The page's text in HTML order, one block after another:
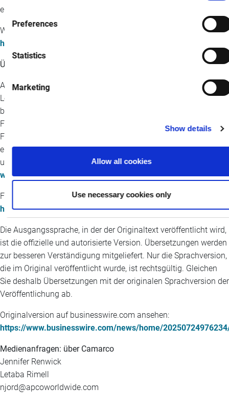
Preferences
Statistics
Marketing
Show details
Allow all cookies
Use necessary cookies only
euroAtlantic Airways mehrheitlich im Besitz von Njord Partners.
Weitere Informationen finden Sie unter:
https://www.euroatlantic.pt/en/quem-somos/
Über AELF
Aircraft Engine Lease Finance Inc. („AELF“) ist ein erfahrener
Leasinggeber für Verkehrsflugzeuge. AELF mit Sitz in Chicago
bietet Fluggesellschaften und kommerziellen
Flugzeugbetreibern weltweit maßgeschneiderte und flexible
Finanzierungslösungen. AELF ist seit einem Jahrzehnt tätig und
erweitert kontinuierlich sein Portfolio an Verkehrsflugzeugen
und Triebwerken. Weitere Informationen finden Sie unter
www.aelfinc.com.
Für weitere Informationen besuchen Sie bitte:
https://www.aelfinc.com
Die Ausgangssprache, in der der Originaltext veröffentlicht wird,
ist die offizielle und autorisierte Version. Übersetzungen werden
zur besseren Verständigung mitgeliefert. Nur die Sprachversion,
die im Original veröffentlicht wurde, ist rechtsgültig. Gleichen
Sie deshalb Übersetzungen mit der originalen Sprachversion der
Veröffentlichung ab.
Originalversion auf businesswire.com ansehen:
https://www.businesswire.com/news/home/
Medienanfragen: über Camarco
Jennifer Renwick
Letaba Rimell
njord@apcoworldwide.com